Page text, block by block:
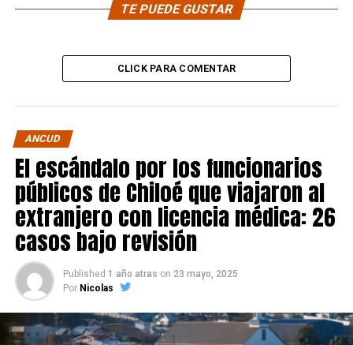
TE PUEDE GUSTAR
CLICK PARA COMENTAR
ANCUD
El escándalo por los funcionarios
públicos de Chiloé que viajaron al
extranjero con licencia médica: 26
casos bajo revisión
Published 1 año atras on 23 mayo, 2025
Por Nicolas